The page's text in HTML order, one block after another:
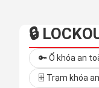
🔒
🔑 Ổ khóa an
🗄 Trạm khóa